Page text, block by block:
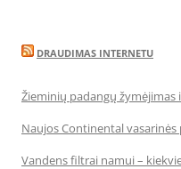
DRAUDIMAS INTERNETU
Žieminių padangų žymėjimas
Naujos Continental
Vandens filtrai namui –